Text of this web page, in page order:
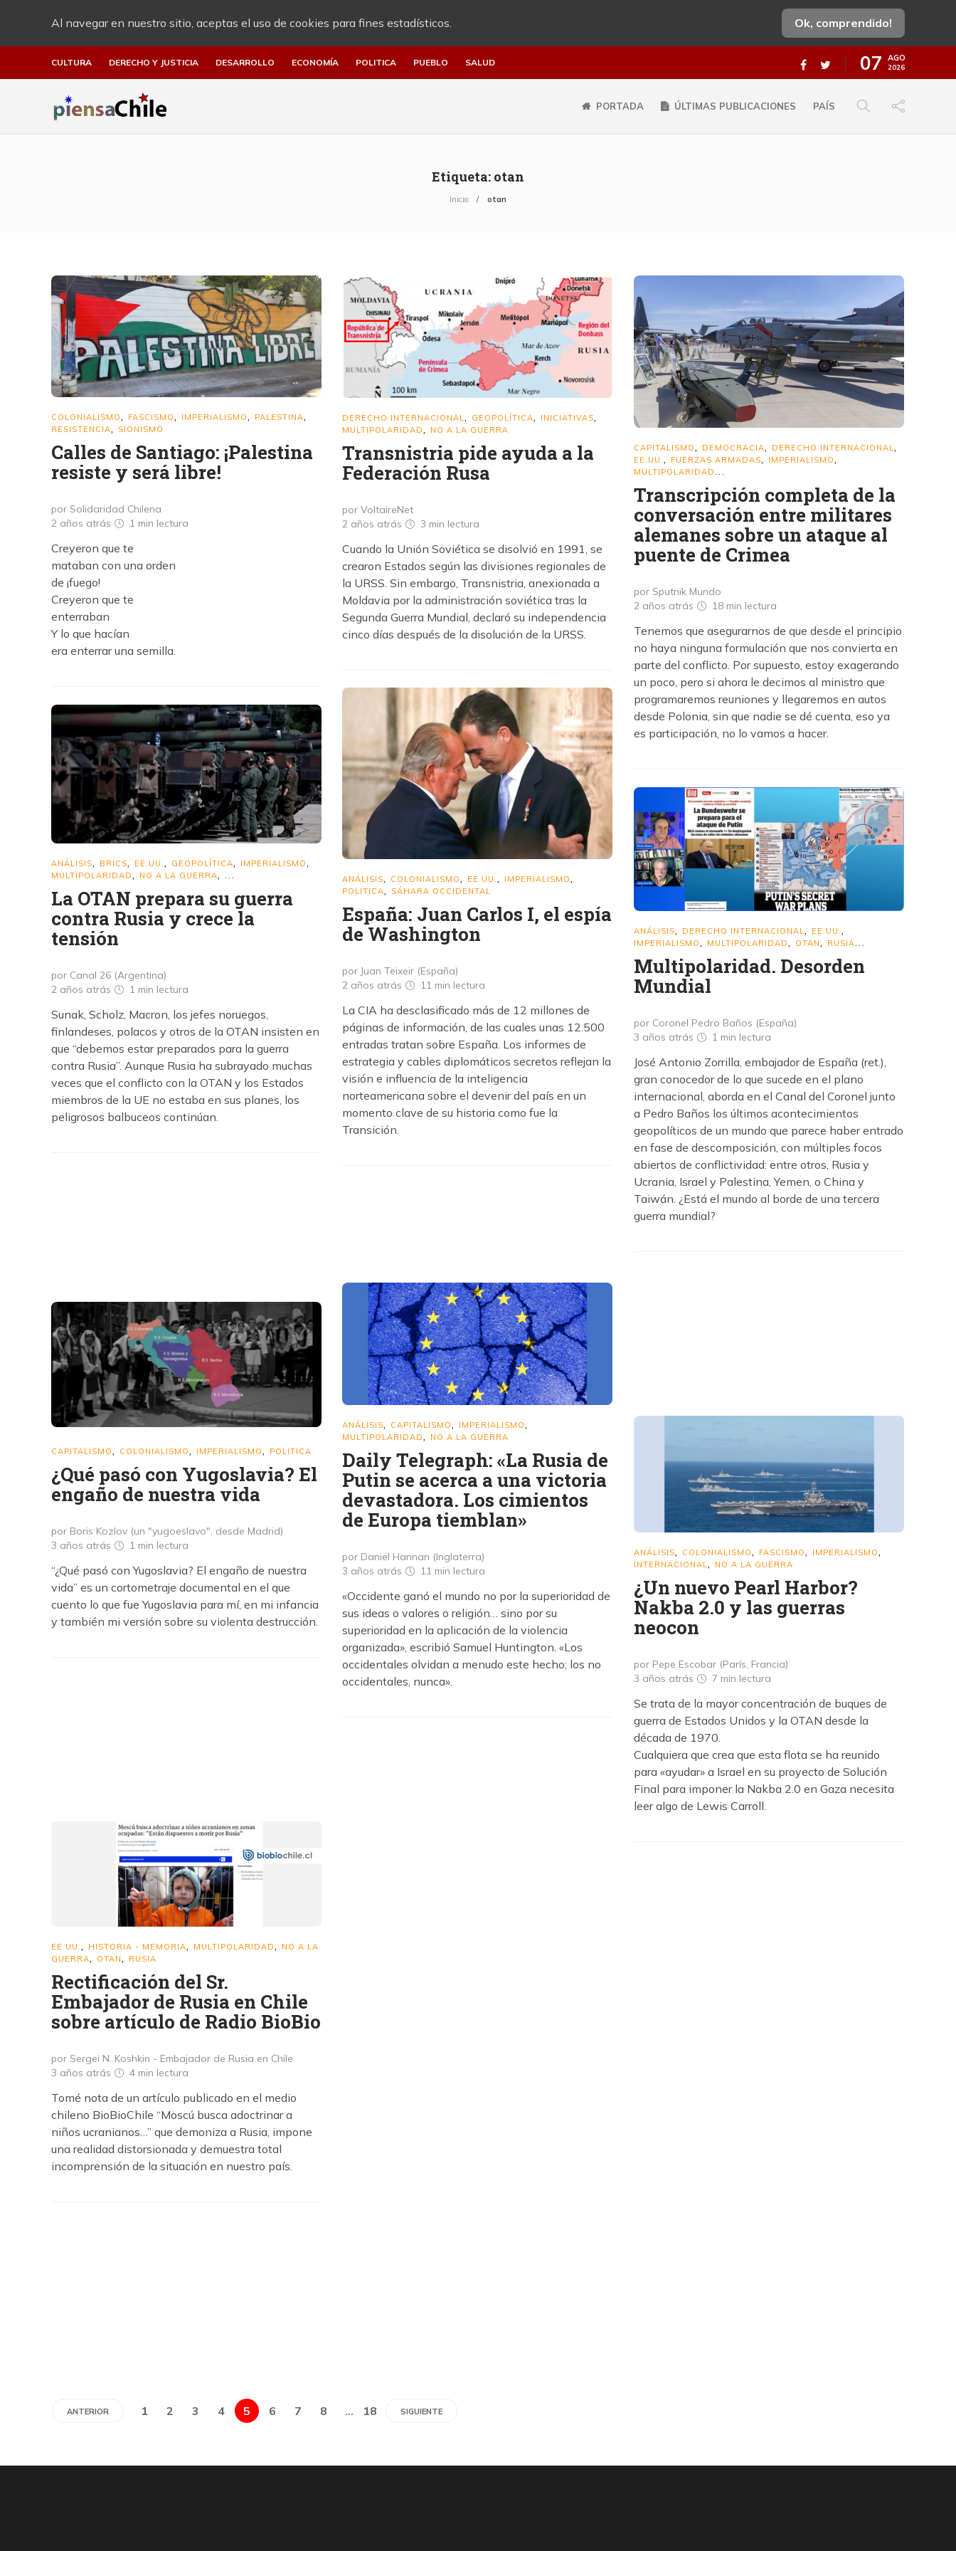
Al navegar en nuestro sitio, aceptas el uso de cookies para fines estadísticos. Ok, comprendido!
CULTURA DERECHO Y JUSTICIA DESARROLLO ECONOMÍA POLITICA PUEBLO SALUD 07 AGO
2026
PORTADA ÚLTIMAS PUBLICACIONES PAÍS
Etiqueta: otan
Inicio otan
COLONIALISMO FASCISMO IMPERIALISMO PALESTINA
RESISTENCIA SIONISMO
Calles de Santiago: ¡Palestina
resiste y será libre!
por Solidaridad Chilena
2 años atrás
1 min lectura
Creyeron que te
mataban con una orden
de ¡fuego!
Creyeron que te
enterraban
Y lo que hacían
era enterrar una semilla.
DERECHO INTERNACIONAL GEOPOLÍTICA INICIATIVAS
MULTIPOLARIDAD NO A LA GUERRA
Transnistria pide ayuda a la
Federación Rusa
por VoltaireNet
2 años atrás
3 min lectura
Cuando la Unión Soviética se disolvió en 1991, se
crearon Estados según las divisiones regionales de
la URSS. Sin embargo, Transnistria, anexionada a
Moldavia por la administración soviética tras la
Segunda Guerra Mundial, declaró su independencia
cinco días después de la disolución de la URSS.
CAPITALISMO DEMOCRACIA DERECHO INTERNACIONAL
EE.UU. FUERZAS ARMADAS IMPERIALISMO
MULTIPOLARIDAD
Transcripción completa de la
conversación entre militares
alemanes sobre un ataque al
puente de Crimea
por Sputnik Mundo
2 años atrás
18 min lectura
Tenemos que asegurarnos de que desde el principio
no haya ninguna formulación que nos convierta en
parte del conflicto. Por supuesto, estoy exagerando
un poco, pero si ahora le decimos al ministro que
programaremos reuniones y llegaremos en autos
desde Polonia, sin que nadie se dé cuenta, eso ya
es participación, no lo vamos a hacer.
ANÁLISIS COLONIALISMO EE.UU. IMPERIALISMO
POLITICA SÁHARA OCCIDENTAL
España: Juan Carlos I, el espía
de Washington
por Juan Teixeir (España)
2 años atrás
11 min lectura
La CIA ha desclasificado más de 12 millones de
páginas de información, de las cuales unas 12.500
entradas tratan sobre España. Los informes de
estrategia y cables diplomáticos secretos reflejan la
visión e influencia de la inteligencia
norteamericana sobre el devenir del país en un
momento clave de su historia como fue la
Transición.
ANÁLISIS BRICS EE.UU. GEOPOLÍTICA IMPERIALISMO
MULTIPOLARIDAD NO A LA GUERRA
La OTAN prepara su guerra
contra Rusia y crece la
tensión
por Canal 26 (Argentina)
2 años atrás
1 min lectura
Sunak, Scholz, Macron, los jefes noruegos,
finlandeses, polacos y otros de la OTAN insisten en
que “debemos estar preparados para la guerra
contra Rusia”. Aunque Rusia ha subrayado muchas
veces que el conflicto con la OTAN y los Estados
miembros de la UE no estaba en sus planes, los
peligrosos balbuceos continúan.
ANÁLISIS DERECHO INTERNACIONAL EE.UU.
IMPERIALISMO MULTIPOLARIDAD OTAN RUSIA
Multipolaridad. Desorden
Mundial
por Coronel Pedro Baños (España)
3 años atrás
1 min lectura
José Antonio Zorrilla, embajador de España (ret.),
gran conocedor de lo que sucede en el plano
internacional, aborda en el Canal del Coronel junto
a Pedro Baños los últimos acontecimientos
geopolíticos de un mundo que parece haber entrado
en fase de descomposición, con múltiples focos
abiertos de conflictividad: entre otros, Rusia y
Ucrania, Israel y Palestina, Yemen, o China y
Taiwán. ¿Está el mundo al borde de una tercera
guerra mundial?
ANÁLISIS CAPITALISMO IMPERIALISMO
MULTIPOLARIDAD NO A LA GUERRA
Daily Telegraph: «La Rusia de
Putin se acerca a una victoria
devastadora. Los cimientos
de Europa tiemblan»
por Daniel Hannan (Inglaterra)
3 años atrás
11 min lectura
«Occidente ganó el mundo no por la superioridad de
sus ideas o valores o religión… sino por su
superioridad en la aplicación de la violencia
organizada», escribió Samuel Huntington. «Los
occidentales olvidan a menudo este hecho; los no
occidentales, nunca».
CAPITALISMO, COLONIALISMO, IMPERIALISMO, POLITICA
¿Qué pasó con Yugoslavia? El
engaño de nuestra vida
por Boris Kozlov (un "yugoeslavo", desde Madrid)
3 años atrás
1 min lectura
“¿Qué pasó con Yugoslavia? El engaño de nuestra
vida” es un cortometraje documental en el que
cuento lo que fue Yugoslavia para mí, en mi infancia
y también mi versión sobre su violenta destrucción.
ANÁLISIS COLONIALISMO FASCISMO IMPERIALISMO
INTERNACIONAL NO A LA GUERRA
¿Un nuevo Pearl Harbor?
Nakba 2.0 y las guerras
neocon
por Pepe Escobar (París, Francia)
3 años atrás
7 min lectura
Se trata de la mayor concentración de buques de
guerra de Estados Unidos y la OTAN desde la
década de 1970.
Cualquiera que crea que esta flota se ha reunido
para «ayudar» a Israel en su proyecto de Solución
Final para imponer la Nakba 2.0 en Gaza necesita
leer algo de Lewis Carroll.
EE.UU. HISTORIA - MEMORIA MULTIPOLARIDAD
NO A LA
GUERRA
OTAN RUSIA
Rectificación del Sr.
Embajador de Rusia en Chile
sobre artículo de Radio BioBio
por Sergei N. Koshkin - Embajador de Rusia en Chile
3 años atrás
4 min lectura
Tomé nota de un artículo publicado en el medio
chileno BioBioChile “Moscú busca adoctrinar a
niños ucranianos…” que demoniza a Rusia, impone
una realidad distorsionada y demuestra total
incomprensión de la situación en nuestro país.
ANTERIOR 1 2 3 4 5 6 7 8 … 18 SIGUIENTE